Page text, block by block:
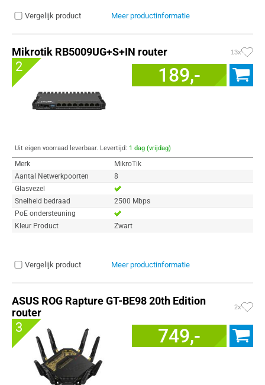
Vergelijk product Meer productinformatie
Mikrotik RB5009UG+S+IN router 13x
2 189,-
Uit eigen voorraad leverbaar. Levertijd: 1 dag (vrijdag)
Merk
MikroTik
Aantal Netwerkpoorten
8
Glasvezel
Snelheid bedraad
2500 Mbps
PoE ondersteuning
Kleur Product
Zwart
Vergelijk product Meer productinformatie
ASUS ROG Rapture GT-BE98 20th Edition
router
2x
3 749,-